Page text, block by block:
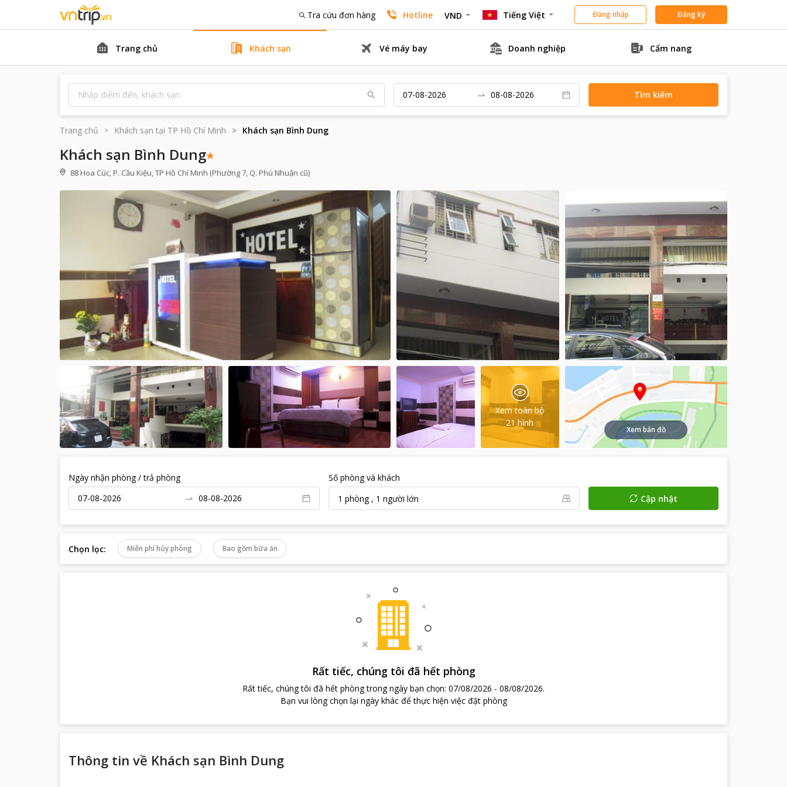
Tra cứu đơn hàng Hotline VND Tiếng Việt Đăng nhập Đăng ký
Trang chủ Khách sạn Vé máy bay Doanh nghiệp Cẩm nang
Tìm kiếm
Trang chủ Khách sạn tại TP Hồ Chí Minh Khách sạn Bình Dung
Khách sạn Bình Dung
88 Hoa Cúc, P. Cầu Kiệu, TP Hồ Chí Minh (Phường 7, Q. Phú Nhuận cũ)
Xem toàn bộ
21 hình
Xem bản đồ
Ngày nhận phòng / trả phòng
Số phòng và khách
1 phòng, 1 người lớn Cập nhật
Chọn lọc: Miễn phí hủy phòng Bao gồm bữa ăn
Rất tiếc, chúng tôi đã hết phòng
Rất tiếc, chúng tôi đã hết phòng trong ngày bạn chọn: 07/08/2026 - 08/08/2026.
Bạn vui lòng chọn lại ngày khác để thực hiện việc đặt phòng
Thông tin về Khách sạn Bình Dung